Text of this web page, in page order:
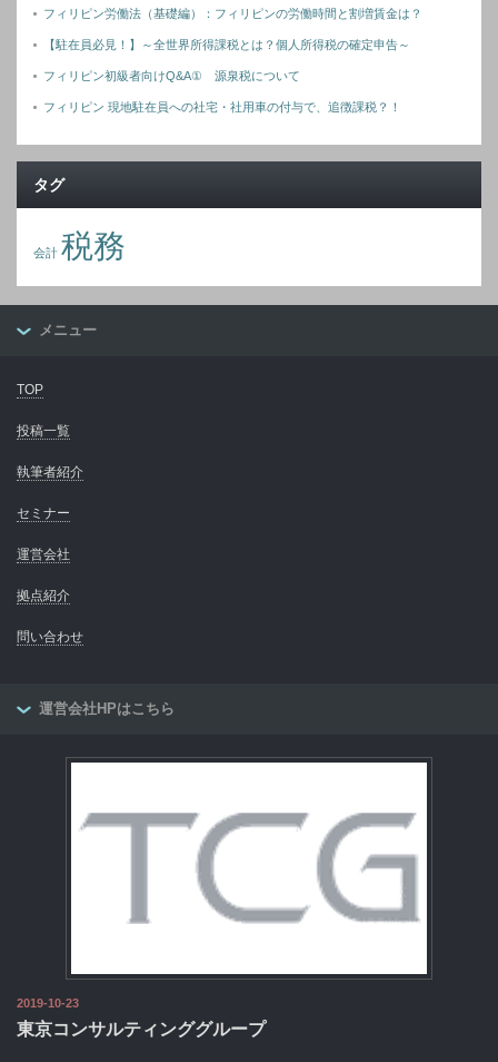
フィリピン労働法（基礎編）：フィリピンの労働時間と割増賃金は？
【駐在員必見！】～全世界所得課税とは？個人所得税の確定申告～
フィリピン初級者向けQ&A① 源泉税について
フィリピン 現地駐在員への社宅・社用車の付与で、追徴課税？！
タグ
会計 税務
メニュー
TOP
投稿一覧
執筆者紹介
セミナー
運営会社
拠点紹介
問い合わせ
運営会社HPはこちら
2019-10-23
東京コンサルティンググループ